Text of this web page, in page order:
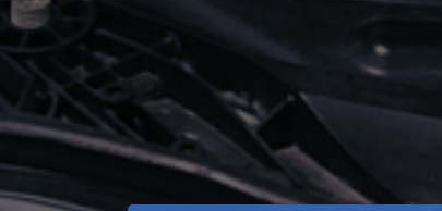
ペ
ー
ジ
送